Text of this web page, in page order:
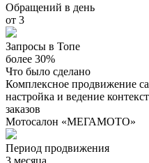
Обращений в день
от 3
Запросы в Топе
более 30%
Что было сделано
Комплексное продвижение
настройка и ведение
заказов
Мотосалон «МЕГАМОТО»
Период продвижения
3 месяца